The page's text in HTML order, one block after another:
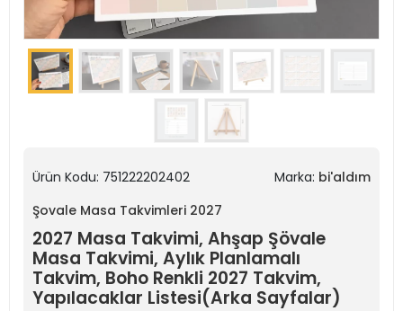
Ürün Kodu: 751222202402 Marka: bi'aldım
Şovale Masa Takvimleri 2027
2027 Masa Takvimi, Ahşap Şövale
Masa Takvimi, Aylık Planlamalı
Takvim, Boho Renkli 2027 Takvim,
Yapılacaklar Listesi(Arka Sayfalar)